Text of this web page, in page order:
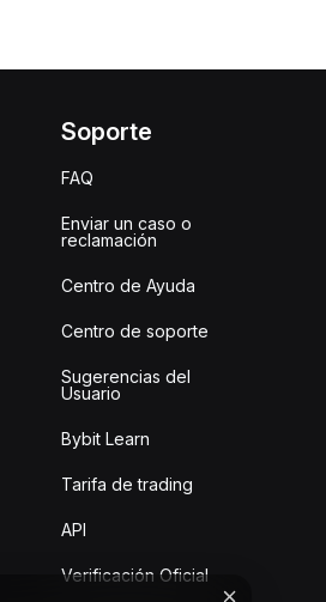
Soporte
FAQ
Enviar un caso o
reclamación
Centro de Ayuda
Centro de soporte
Sugerencias del
Usuario
Bybit Learn
Tarifa de trading
API
Verificación Oficial